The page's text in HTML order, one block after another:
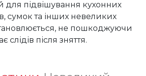
для підвішування кухонних
сумок та інших невеликих
не пошкоджуючи
слідів після зняття.